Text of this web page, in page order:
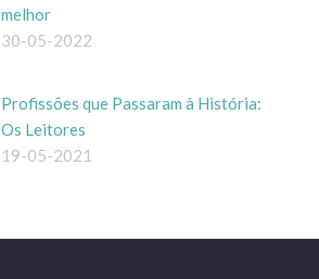
melhor
30-05-2022
Profissões que Passaram à História:
Os Leitores
19-05-2021